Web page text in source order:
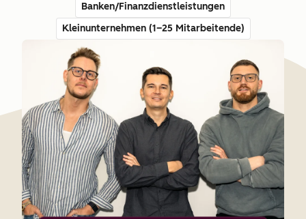
Banken/Finanzdienstleistungen
Kleinunternehmen (1–25 Mitarbeitende)